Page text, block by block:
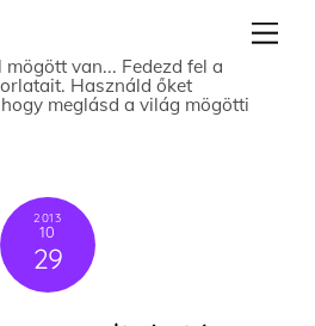
van... Fedezd fel a
Használd őket
meglásd a világ mögötti
2013
10
29